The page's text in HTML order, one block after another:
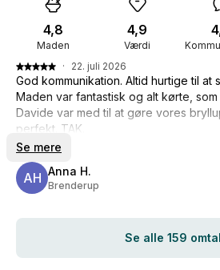
Maden
4,8
Værdi
4,9
AH Anna H.
Brenderup
· 22. juli 2026
God kommunikation. Altid hurtige til at
Maden var fantastisk og alt kørte,
Davide var med til at gøre vores
perfekt. TAK.
Se mere
Se alle 159